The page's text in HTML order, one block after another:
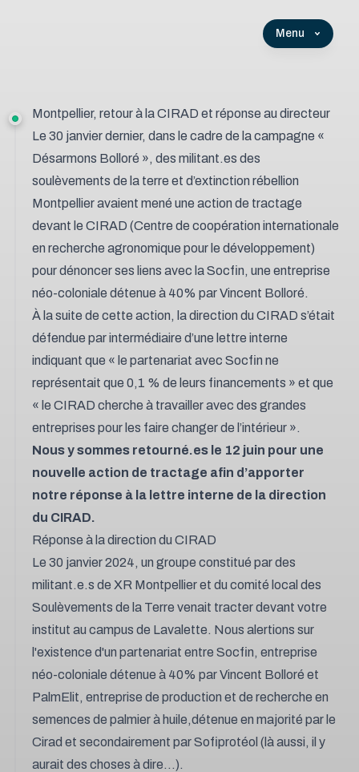
Montpellier, retour à la CIRAD et réponse au directeur
Le 30 janvier dernier, dans le cadre de la campagne «
Désarmons Bolloré », des militant.es des
soulèvements de la terre et d’extinction rébellion
Montpellieravaient mené une action de tractage
devant le CIRAD (Centre de coopération internationale
en recherche agronomique pour le développement)
pour dénoncer ses liens avec la Socfin, une entreprise
néo-coloniale détenue à 40% par Vincent Bolloré.
À la suite de cette action, la direction du CIRAD s’était
défendue par intermédiaire d’une lettre interne
indiquant que « le partenariat avec Socfin ne
représentait que 0,1 % de leurs financements » et que
« le CIRAD cherche à travailler avec des grandes
entreprises pour les faire changer de l’intérieur ».
Nous y sommes retourné.es le 12 juin pour une
nouvelle action de tractage afin d’apporter
notre réponse à la lettre interne de la direction
du CIRAD.
Réponse à la direction du CIRAD
Le 30 janvier 2024, un groupe constitué par des
militant.e.s de XR Montpellier et du comité local des
Soulèvements de la Terre venait tracter devant votre
institut au campus de Lavalette. Nous alertions sur
l'existence d'un partenariat entre Socfin, entreprise
néo-coloniale détenue à 40% par Vincent Bolloré et
PalmElit, entreprise de production et de recherche en
semences de palmier à huile,détenue en majorité par le
Cirad et secondairement par Sofiprotéol (là aussi, il y
aurait des choses à dire...).
Menu